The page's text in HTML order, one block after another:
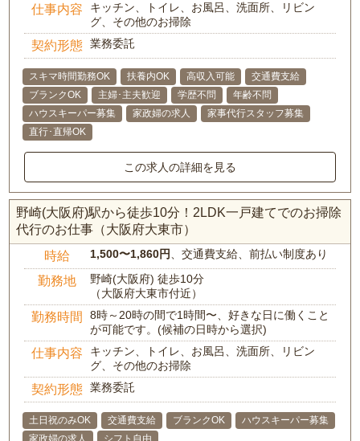
仕事内容
キッチン、トイレ、お風呂、洗面所、リビン
グ、その他のお掃除
契約形態 業務委託
スキマ時間勤務OK 扶養内OK 高収入可能
交通費支給
ブランクOK
主婦･主夫歓迎 学歴不問
年齢不問
ハウスキーパー募集
家政婦の求人
家事代行スタッフ募集
直行･直帰OK
この求人の詳細を見る
野崎(大阪府)駅から徒歩10分！2LDK一戸建てでのお掃除
代行のお仕事（大阪府大東市）
時給 1,500〜1,860円 、交通費支給、前払い制度あり
勤務地
野崎(大阪府) 徒歩10分
（大阪府大東市付近）
勤務時間
8時～20時の間で1時間〜、好きな日に働くこと
が可能です。(候補の日時から選択)
仕事内容
キッチン、トイレ、お風呂、洗面所、リビン
グ、その他のお掃除
契約形態 業務委託
土日祝のみOK 交通費支給 ブランクOK
ハウスキーパー募集
家政婦の求人
シフト自由